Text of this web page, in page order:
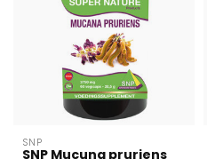
SNP
SNP Mucuna pruriens